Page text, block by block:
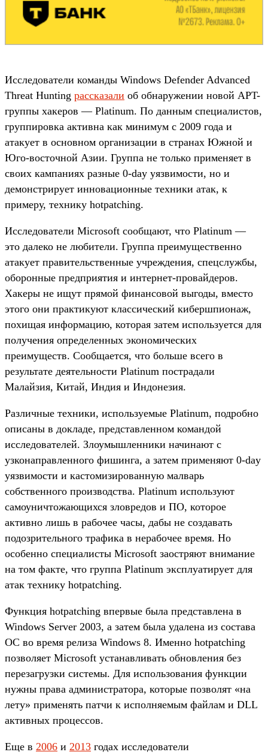
Исследователи команды Windows Defender Advanced
Threat Hunting рассказали об обнаружении новой APT-
группы хакеров — Platinum. По данным специалистов,
группировка активна как минимум с 2009 года и
атакует в основном организации в странах Южной и
Юго-восточной Азии. Группа не только применяет в
своих кампаниях разные 0-day уязвимости, но и
демонстрирует инновационные техники атак, к
примеру, технику hotpatching.
Исследователи Microsoft сообщают, что Platinum —
это далеко не любители. Группа преимущественно
атакует правительственные учреждения, спецслужбы,
оборонные предприятия и интернет-провайдеров.
Хакеры не ищут прямой финансовой выгоды, вместо
этого они практикуют классический кибершпионаж,
похищая информацию, которая затем используется для
получения определенных экономических
преимуществ. Сообщается, что больше всего в
результате деятельности Platinum пострадали
Малайзия, Китай, Индия и Индонезия.
Различные техники, используемые Platinum, подробно
описаны в докладе, представленном командой
исследователей. Злоумышленники начинают с
узконаправленного фишинга, а затем применяют 0-day
уязвимости и кастомизированную малварь
собственного производства. Platinum используют
самоуничтожающихся зловредов и ПО, которое
активно лишь в рабочее часы, дабы не создавать
подозрительного трафика в нерабочее время. Но
особенно специалисты Microsoft заостряют внимание
на том факте, что группа Platinum эксплуатирует для
атак технику hotpatching.
Функция hotpatching впервые была представлена в
Windows Server 2003, а затем была удалена из состава
ОС во время релиза Windows 8. Именно hotpatching
позволяет Microsoft устанавливать обновления без
перезагрузки системы. Для использования функции
нужны права администратора, которые позволят «на
лету» применять патчи к исполняемым файлам и DLL
активных процессов.
Еще в 2006 и 2013 годах исследователи